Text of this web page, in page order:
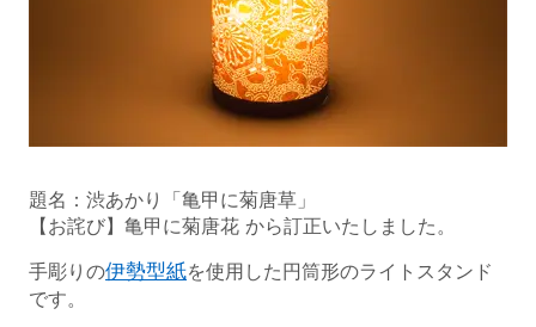
題名：渋あかり「亀甲に菊唐草」
【お詫び】亀甲に菊唐花 から訂正いたしました。
手彫りの伊勢型紙を使用した円筒形のライトスタンド
です。